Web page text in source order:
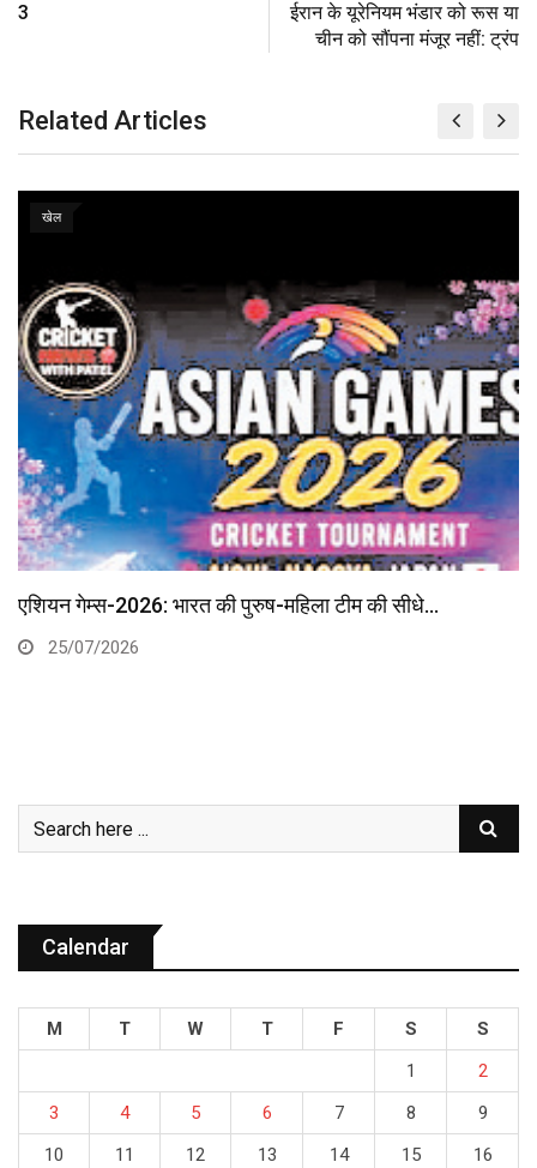
p
o
t
m
3
ईरान के यूरेनियम भंडार को रूस या
चीन को सौंपना मंजूर नहीं: ट्रंप
Related Articles
खेल
एशियन गेम्स-2026: भारत की पुरुष-महिला टीम की सीधे…
25/07/2026
Calendar
M T W T F S
S
1
2
3
4 5 6 7 8
9
10
11 12 13 14 15
16